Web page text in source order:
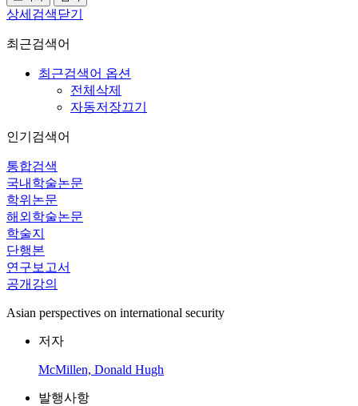
상세검색닫기
최근검색어
최근검색어 옵션
전체삭제
자동저장끄기
인기검색어
통합검색
국내학술논문
학위논문
해외학술논문
학술지
단행본
연구보고서
공개강의
Asian perspectives on international security
저자
McMillen, Donald Hugh
발행사항